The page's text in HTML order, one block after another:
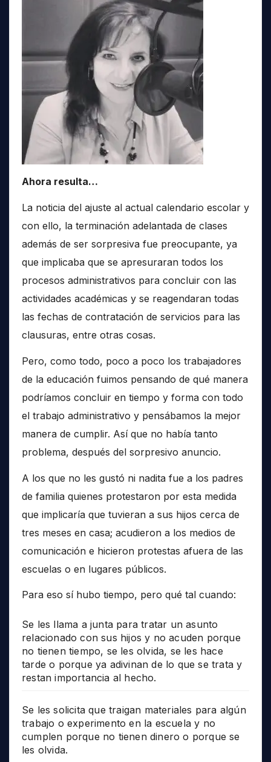
Ahora resulta…
La noticia del ajuste al actual calendario escolar y
con ello, la terminación adelantada de clases
además de ser sorpresiva fue preocupante, ya
que implicaba que se apresuraran todos los
procesos administrativos para concluir con las
actividades académicas y se reagendaran todas
las fechas de contratación de servicios para las
clausuras, entre otras cosas.
Pero, como todo, poco a poco los trabajadores
de la educación fuimos pensando de qué manera
podríamos concluir en tiempo y forma con todo
el trabajo administrativo y pensábamos la mejor
manera de cumplir. Así que no había tanto
problema, después del sorpresivo anuncio.
A los que no les gustó ni nadita fue a los padres
de familia quienes protestaron por esta medida
que implicaría que tuvieran a sus hijos cerca de
tres meses en casa; acudieron a los medios de
comunicación e hicieron protestas afuera de las
escuelas o en lugares públicos.
Para eso sí hubo tiempo, pero qué tal cuando:
Se les llama a junta para tratar un asunto
relacionado con sus hijos y no acuden porque
no tienen tiempo, se les olvida, se les hace
tarde o porque ya adivinan de lo que se trata y
restan importancia al hecho.
Se les solicita que traigan materiales para algún
trabajo o experimento en la escuela y no
cumplen porque no tienen dinero o porque se
les olvida.